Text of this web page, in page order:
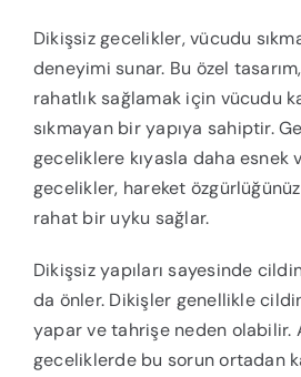
Dikişsiz gecelikler, vücudu
deneyimi sunar. Bu özel
rahatlık sağlamak için vücudu
sıkmayan bir yapıya sahiptir.
geceliklere kıyasla daha esnek
gecelikler, hareket
rahat bir uyku sağlar.
Dikişsiz yapıları sayesinde
da önler. Dikişler genellikle
yapar ve tahrişe neden olabilir.
geceliklerde bu sorun ortadan